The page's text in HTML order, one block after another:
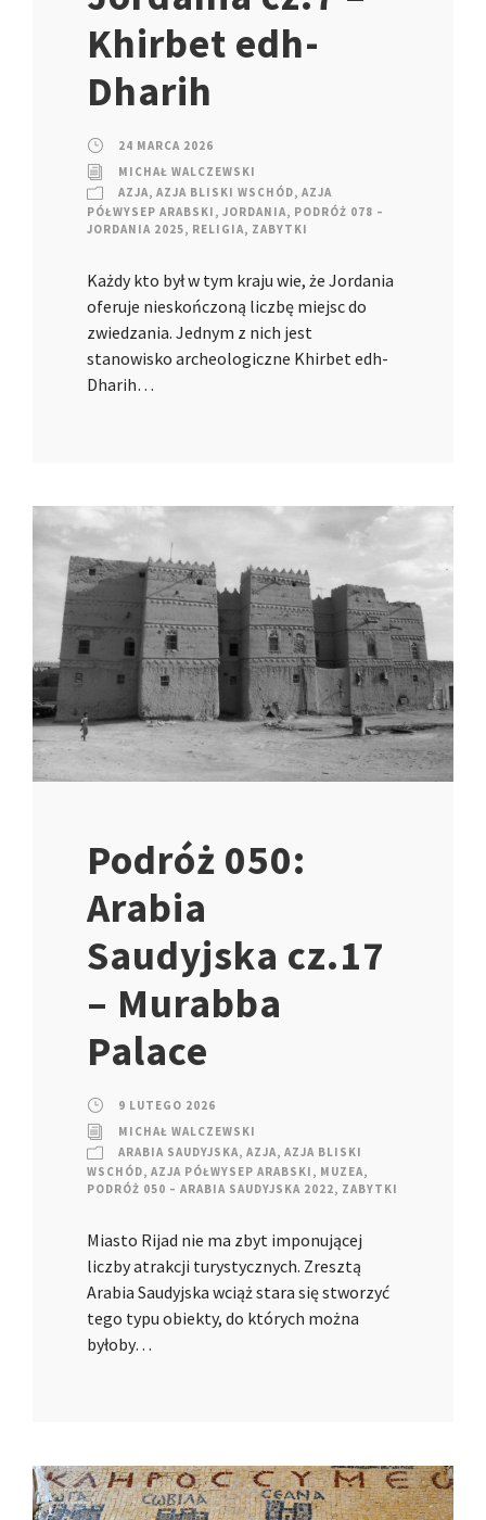
Khirbet edh-
Dharih
24 MARCA 2026
MICHAŁ WALCZEWSKI
AZJA, AZJA BLISKI WSCHÓD, AZJA
PÓŁWYSEP ARABSKI , JORDANIA, PODRÓŻ 078 –
JORDANIA 2025, RELIGIA, ZABYTKI
Każdy kto był w tym kraju wie, że Jordania
oferuje nieskończoną liczbę miejsc do
zwiedzania. Jednym z nich jest
stanowisko archeologiczne Khirbet edh-
Dharih…
Podróż 050:
Arabia
Saudyjska cz.17
– Murabba
Palace
9 LUTEGO 2026
MICHAŁ WALCZEWSKI
ARABIA SAUDYJSKA, AZJA, AZJA BLISKI
WSCHÓD, AZJA PÓŁWYSEP ARABSKI , MUZEA,
PODRÓŻ 050 – ARABIA SAUDYJSKA 2022, ZABYTKI
Miasto Rijad nie ma zbyt imponującej
liczby atrakcji turystycznych. Zresztą
Arabia Saudyjska wciąż stara się stworzyć
tego typu obiekty, do których można
byłoby…